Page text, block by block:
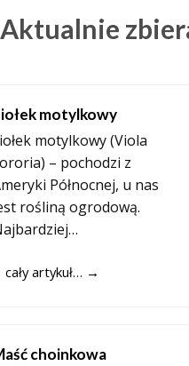
Aktualnie
motylkowy
motylkowy (Viola
– pochodzi z
Północnej, u nas
rośliną ogrodową.
cały artykuł… →
choinkowa